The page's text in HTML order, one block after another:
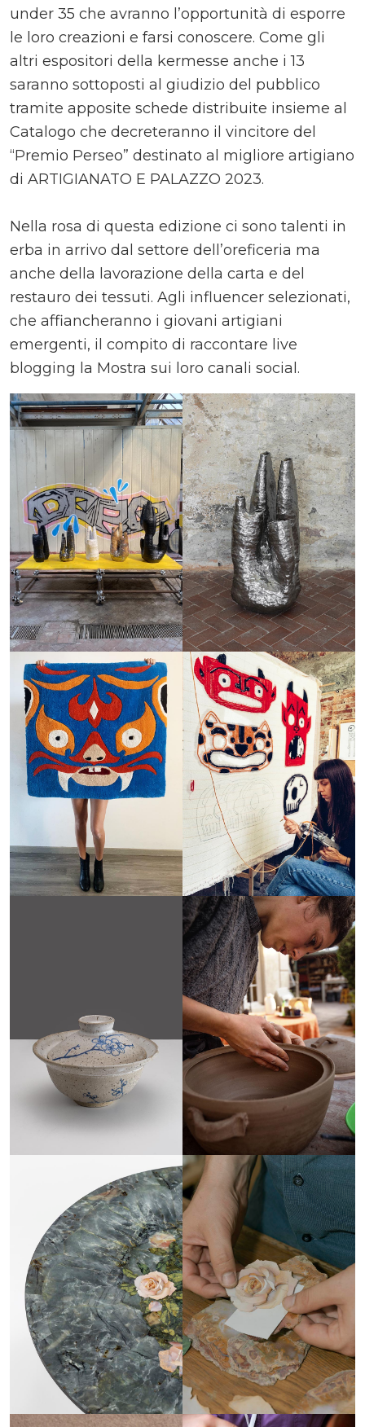
under 35 che avranno l’opportunità di esporre
le loro creazioni e farsi conoscere. Come gli
altri espositori della kermesse anche i 13
saranno sottoposti al giudizio del pubblico
tramite apposite schede distribuite insieme al
Catalogo che decreteranno il vincitore del
“Premio Perseo” destinato al migliore artigiano
di ARTIGIANATO E PALAZZO 2023.
Nella rosa di questa edizione ci sono talenti in
erba in arrivo dal settore dell’oreficeria ma
anche della lavorazione della carta e del
restauro dei tessuti. Agli influencer selezionati,
che affiancheranno i giovani artigiani
emergenti, il compito di raccontare live
blogging la Mostra sui loro canali social.